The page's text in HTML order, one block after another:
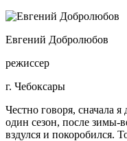
Евгений Добролюбов
режиссер
г. Чебоксары
Честно говоря, сначала
один сезон, после зимы-
вздулся и покоробился.